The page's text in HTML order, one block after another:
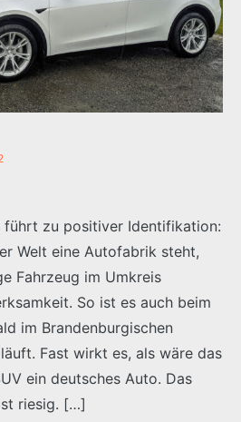
führt zu positiver Identifikation:
Welt eine Autofabrik steht,
Fahrzeug im Umkreis
So ist es auch beim
im Brandenburgischen
Fast wirkt es, als wäre das
ein deutsches Auto. Das
riesig. […]